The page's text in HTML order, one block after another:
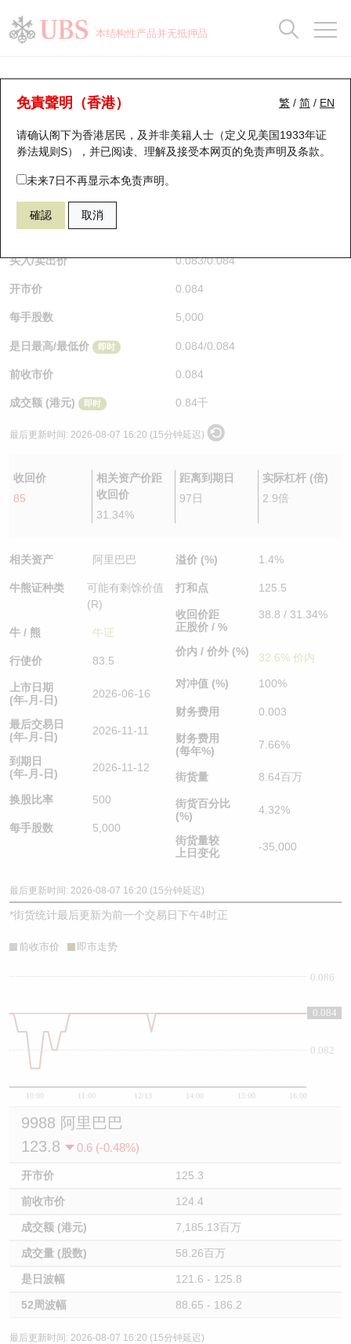
本结构性产品并无抵押品
繁 / 简 / EN
免責聲明（香港）
请确认阁下为香港居民，及并非美籍人士（定义见美国1933年证
券法规则S），并已阅读、理解及接受本网页的免责声明及条款。
未来7日不再显示本免责声明。
確認 取消
牛熊证分析仪
表现 街货统计 比较
58053 瑞银牛证 9988 阿里巴巴
$0.084 即时
买入/卖出价 0.083/0.084
开市价 0.084
每手股数 5,000
是日最高/最低价 即时 0.084/0.084
前收市价 0.084
成交额 (港元) 即时 0.84千
最后更新时间: 2026-08-07 16:20 (15分钟延迟)
收回价
85
相关资产价距
收回价
31.34%
距离到期日
97日
实际杠杆 (倍)
2.9倍
相关资产 阿里巴巴
牛熊证种类
可能有剩馀价值
(R)
牛 / 熊 牛证
行使价 83.5
上市日期
(年-月-日)
2026-06-16
最后交易日
(年-月-日)
2026-11-11
到期日
(年-月-日)
2026-11-12
换股比率 500
每手股数 5,000
溢价 (%) 1.4%
打和点 125.5
收回价距
正股价 / %
38.8 / 31.34%
价内 / 价外 (%) 32.6% 价内
对冲值 (%) 100%
财务费用 0.003
财务费用
(每年%)
7.66%
街货量 8.64百万
街货百分比
(%)
4.32%
街货量较
上日变化
-35,000
最后更新时间: 2026-08-07 16:20 (15分钟延迟)
*街货统计最后更新为前一个交易日下午4时正
前收市价 即市走势
10:00 11:00 12/13 14:00 15:00 16:00
0.082
0.084
0.086
0.084
9988 阿里巴巴
123.8
0.6 (-0.48%)
开市价 125.3
前收市价 124.4
成交额 (港元) 7,185.13百万
成交量 (股数) 58.26百万
是日波幅 121.6 - 125.8
52周波幅 88.65 - 186.2
最后更新时间: 2026-08-07 16:20 (15分钟延迟)
瑞银认股证一览
新发行瑞银认股证
即将到期认股证
认股证到期结算价查找
认股证分析仪
认股证速算机
认股证/牛熊证日志
认股证文件及公告
街货统计
比较
牛熊全景快搜
牛熊证搜寻
牛熊证街货分布图
正股牛熊证列表
新发行瑞银牛熊证
已收回牛熊证剩余价值
牛熊证到期结算价查找
牛熊证分析仪
牛熊证文件及公告
街货统计
比较
十大升幅/跌幅
十大认股证成交分布
十天股证占大市成交
资金流
街货统计
三十大平均引伸波幅
正股分析仪
二十大活跃股份
恒指成份股
国指成份股
科指成份股
相关资产沽空
中资ETFs溢价比较
AH 股价对照
持股比重
显示所有持股比重
每月轮证大市专题
轮证专栏
讲座及教育短片
认股证投资者教育
牛熊证投资者教育
认股证牛熊证常问问题